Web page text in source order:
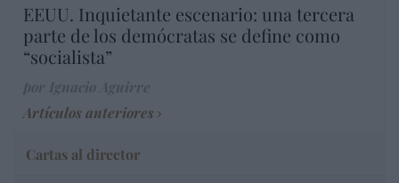
EEUU. Inquietante escenario: una tercera
parte de los demócratas se define como
“socialista”
Artículos anteriores
Cartas al director